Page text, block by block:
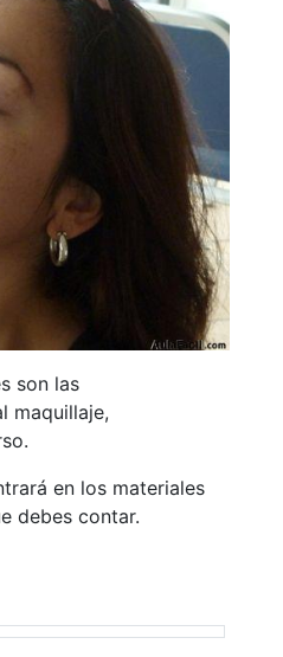
son las
maquillaje,
en los materiales
debes contar.